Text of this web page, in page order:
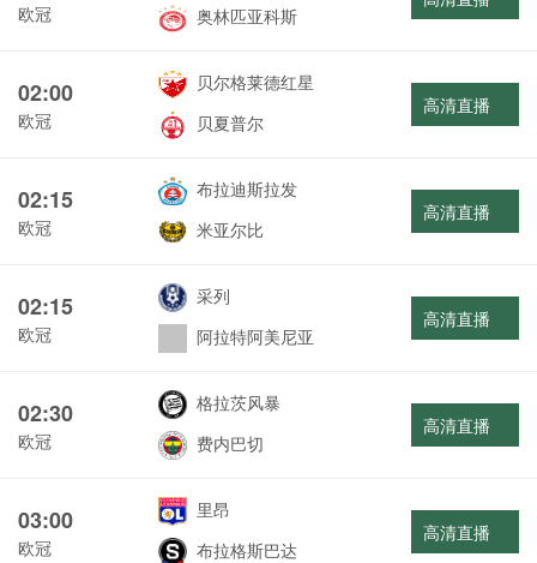
欧冠 奥林匹亚科斯
02:00
欧冠
贝尔格莱德红星
贝夏普尔
高清直播
02:15
欧冠
布拉迪斯拉发
米亚尔比
高清直播
02:15
欧冠
采列
阿拉特阿美尼亚
高清直播
02:30
欧冠
格拉茨风暴
费内巴切
高清直播
03:00
欧冠
里昂
布拉格斯巴达
高清直播